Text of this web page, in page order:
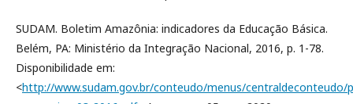
SUDAM. Boletim Amazônia: indicadores da Educação Básica.
Belém, PA: Ministério da Integração Nacional, 2016, p. 1-78.
Disponibilidade em:
<http://www.sudam.gov.br/conteudo/menus/centraldeconteudo/